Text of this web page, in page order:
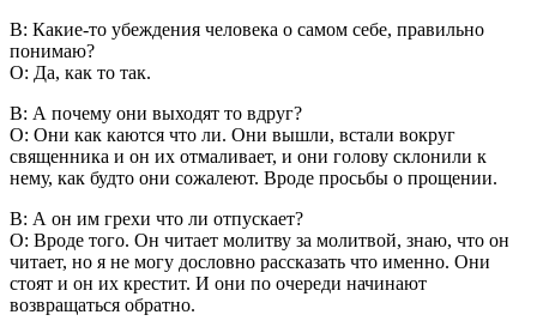
В: Какие-то убеждения человека о самом себе, правильно
понимаю?
О: Да, как то так.
В: А почему они выходят то вдруг?
О: Они как каются что ли. Они вышли, встали вокруг
священника и он их отмаливает, и они голову склонили к
нему, как будто они сожалеют. Вроде просьбы о прощении.
В: А он им грехи что ли отпускает?
О: Вроде того. Он читает молитву за молитвой, знаю, что он
читает, но я не могу дословно рассказать что именно. Они
стоят и он их крестит. И они по очереди начинают
возвращаться обратно.